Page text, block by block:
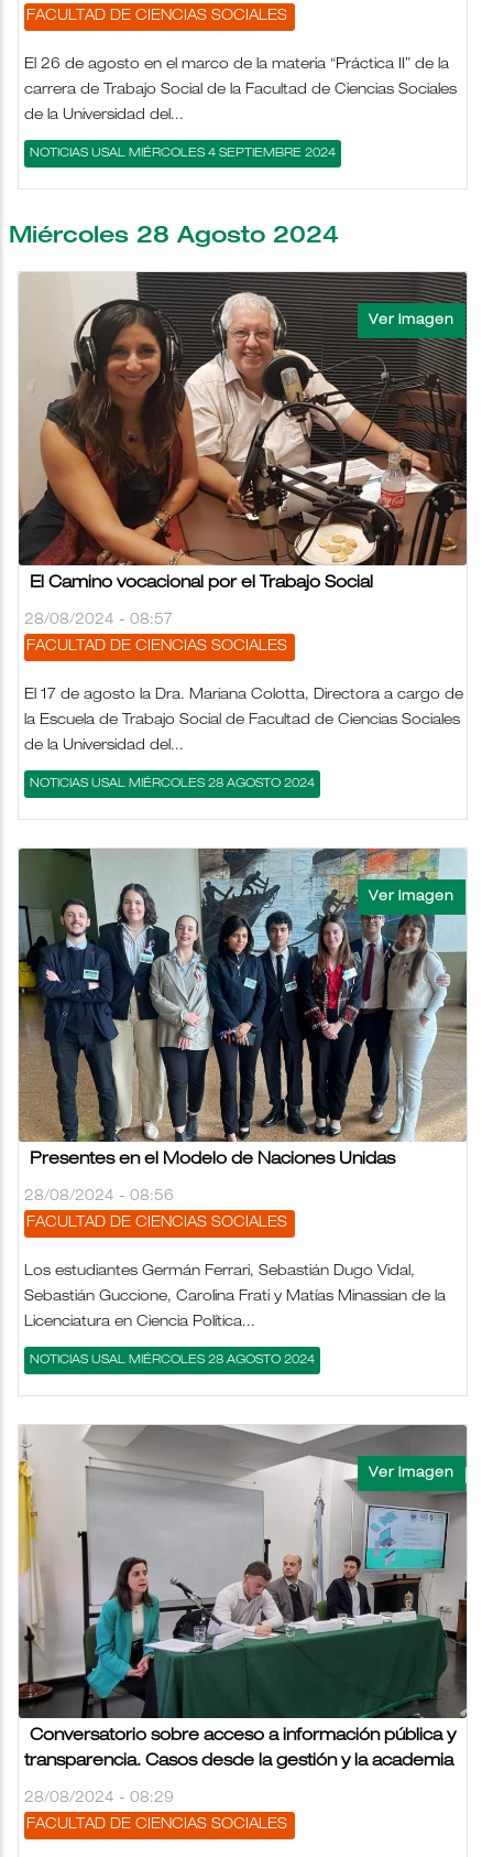
FACULTAD DE CIENCIAS SOCIALES
El 26 de agosto en el marco de la materia “Práctica II” de la
carrera de Trabajo Social de la Facultad de Ciencias Sociales
de la Universidad del...
NOTICIAS USAL MIÉRCOLES 4 SEPTIEMBRE 2024
Miércoles 28 Agosto 2024
El Camino vocacional por el Trabajo Social
28/08/2024 - 08:57
FACULTAD DE CIENCIAS SOCIALES
El 17 de agosto la Dra. Mariana Colotta, Directora a cargo de
la Escuela de Trabajo Social de Facultad de Ciencias Sociales
de la Universidad del...
NOTICIAS USAL MIÉRCOLES 28 AGOSTO 2024
Presentes en el Modelo de Naciones Unidas
28/08/2024 - 08:56
FACULTAD DE CIENCIAS SOCIALES
Los estudiantes Germán Ferrari, Sebastián Dugo Vidal,
Sebastián Guccione, Carolina Frati y Matías Minassian de la
Licenciatura en Ciencia Política...
NOTICIAS USAL MIÉRCOLES 28 AGOSTO 2024
Conversatorio sobre acceso a información pública y
transparencia. Casos desde la gestión y la academia
28/08/2024 - 08:29
FACULTAD DE CIENCIAS SOCIALES